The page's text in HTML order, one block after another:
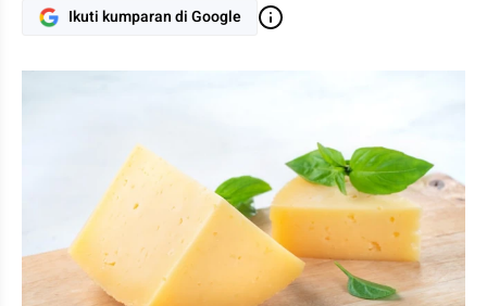
Ikuti kumparan di Google